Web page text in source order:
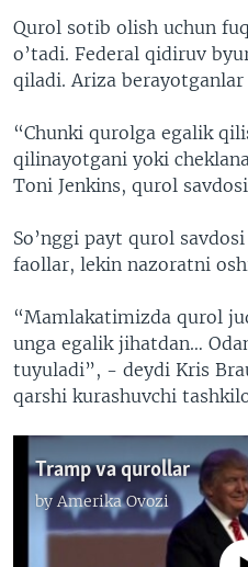
Qurol sotib olish uchun
o’tadi. Federal qidiruv
qiladi. Ariza berayotganlar
“Chunki qurolga egalik
qilinayotgani yoki
Toni Jenkins, qurol
So’nggi payt qurol
faollar, lekin nazoratni
“Mamlakatimizda qurol
unga egalik jihatdan…
tuyuladi”, - deydi Kris
qarshi kurashuvchi
Tramp va qurollar
by Amerika Ovozi
No media